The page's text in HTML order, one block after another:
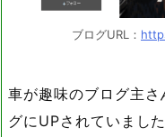
ブログURL：
車が趣味のブログ主
グにUPされていまし